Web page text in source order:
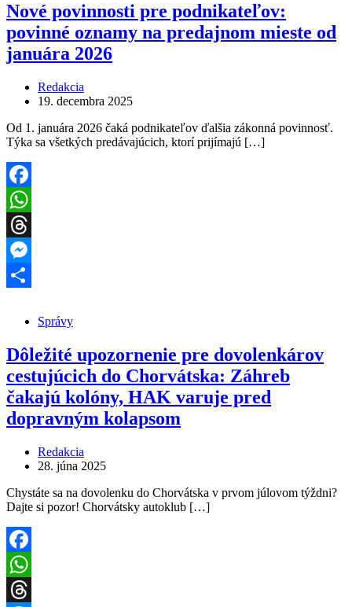
Nové povinnosti pre podnikateľov:
povinné oznamy na predajnom mieste od
januára 2026
Redakcia
19. decembra 2025
Od 1. januára 2026 čaká podnikateľov ďalšia zákonná povinnosť.
Týka sa všetkých predávajúcich, ktorí prijímajú […]
Facebook
WhatsApp
Threads
Messenger
Správy
Dôležité upozornenie pre dovolenkárov
cestujúcich do Chorvátska: Záhreb
čakajú kolóny, HAK varuje pred
dopravným kolapsom
Redakcia
28. júna 2025
Chystáte sa na dovolenku do Chorvátska v prvom júlovom týždni?
Dajte si pozor! Chorvátsky autoklub […]
Facebook
WhatsApp